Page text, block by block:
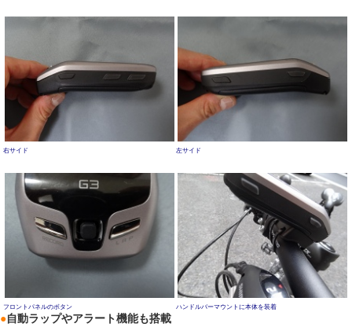
右サイド 左サイド
フロントパネルのボタン ハンドルバーマウントに本体を装着
●自動ラップやアラート機能も搭載